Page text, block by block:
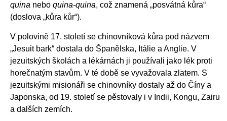
quina nebo quina-quina, což znamená „posvátná kůra“
(doslova „kůra kůr“).
V polovině 17. století se chinovníková kůra pod názvem
„Jesuit bark“ dostala do Španělska, Itálie a Anglie. V
jezuitských školách a lékárnách ji používali jako lék proti
horečnatým stavům. V té době se vyvažovala zlatem. S
jezuitskými misionáři se chinovníky dostaly až do Číny a
Japonska, od 19. století se pěstovaly i v Indii, Kongu, Zairu
a dalších zemích.